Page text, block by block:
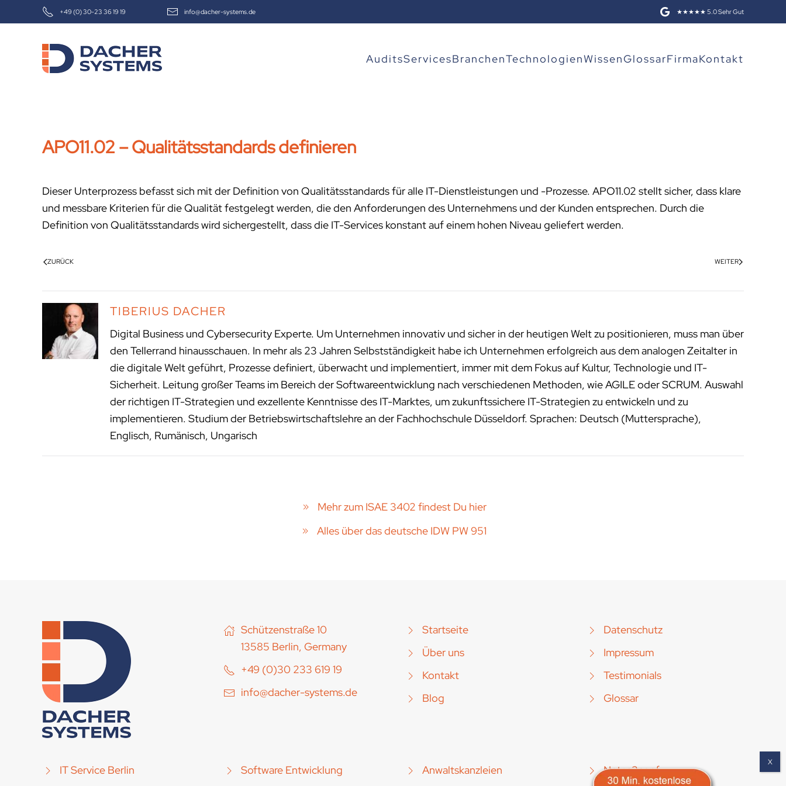
+49 (0) 30-23 36 19 19 info@dacher-systems.de ★★★★★ 5.0 Sehr Gut
AuditsServicesBranchenTechnologienWissenGlossarFirmaKontakt
APO11.02 – Qualitätsstandards definieren
Dieser Unterprozess befasst sich mit der Definition von Qualitätsstandards für alle IT-Dienstleistungen und -Prozesse. APO11.02 stellt sicher, dass klare
und messbare Kriterien für die Qualität festgelegt werden, die den Anforderungen des Unternehmens und der Kunden entsprechen. Durch die
Definition von Qualitätsstandards wird sichergestellt, dass die IT-Services konstant auf einem hohen Niveau geliefert werden.
ZURÜCK WEITER
TIBERIUS DACHER
Digital Business und Cybersecurity Experte. Um Unternehmen innovativ und sicher in der heutigen Welt zu positionieren, muss man über
den Tellerrand hinausschauen. In mehr als 23 Jahren Selbstständigkeit habe ich Unternehmen erfolgreich aus dem analogen Zeitalter in
die digitale Welt geführt, Prozesse definiert, überwacht und implementiert, immer mit dem Fokus auf Kultur, Technologie und IT-
Sicherheit. Leitung großer Teams im Bereich der Softwareentwicklung nach verschiedenen Methoden, wie AGILE oder SCRUM. Auswahl
der richtigen IT-Strategien und exzellente Kenntnisse des IT-Marktes, um zukunftssichere IT-Strategien zu entwickeln und zu
implementieren. Studium der Betriebswirtschaftslehre an der Fachhochschule Düsseldorf. Sprachen: Deutsch (Muttersprache),
Englisch, Rumänisch, Ungarisch
Mehr zum ISAE 3402 findest Du hier
Alles über das deutsche IDW PW 951
Schützenstraße 10
13585 Berlin, Germany
+49 (0)30 233 619 19
info@dacher-systems.de
Startseite
Über uns
Kontakt
Blog
Datenschutz
Impressum
Testimonials
Glossar
IT Service Berlin Software Entwicklung Anwaltskanzleien Notes2conf